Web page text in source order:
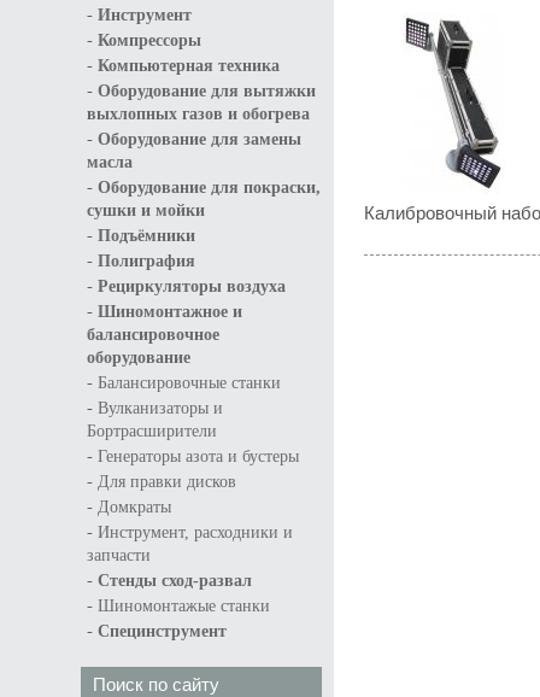
- Инструмент
- Компрессоры
- Компьютерная техника
- Оборудование для вытяжки
выхлопных газов и обогрева
- Оборудование для замены
масла
- Оборудование для покраски,
сушки и мойки
- Подъёмники
- Полиграфия
- Рециркуляторы воздуха
- Шиномонтажное и
балансировочное
оборудование
- Балансировочные станки
- Вулканизаторы и
Бортрасширители
- Генераторы азота и бустеры
- Для правки дисков
- Домкраты
- Инструмент, расходники и
запчасти
- Стенды сход-развал
- Шиномонтажые станки
- Специнструмент
Поиск по сайту
Калибровочный